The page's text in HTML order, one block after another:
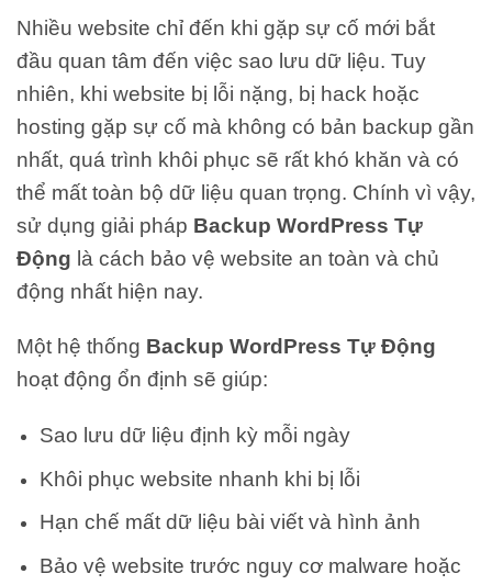
Nhiều website chỉ đến khi gặp sự cố mới bắt
đầu quan tâm đến việc sao lưu dữ liệu. Tuy
nhiên, khi website bị lỗi nặng, bị hack hoặc
hosting gặp sự cố mà không có bản backup gần
nhất, quá trình khôi phục sẽ rất khó khăn và có
thể mất toàn bộ dữ liệu quan trọng. Chính vì vậy,
sử dụng giải pháp Backup WordPress Tự
Động là cách bảo vệ website an toàn và chủ
động nhất hiện nay.
Một hệ thống Backup WordPress Tự Động
hoạt động ổn định sẽ giúp:
Sao lưu dữ liệu định kỳ mỗi ngày
Khôi phục website nhanh khi bị lỗi
Hạn chế mất dữ liệu bài viết và hình ảnh
Bảo vệ website trước nguy cơ malware hoặc